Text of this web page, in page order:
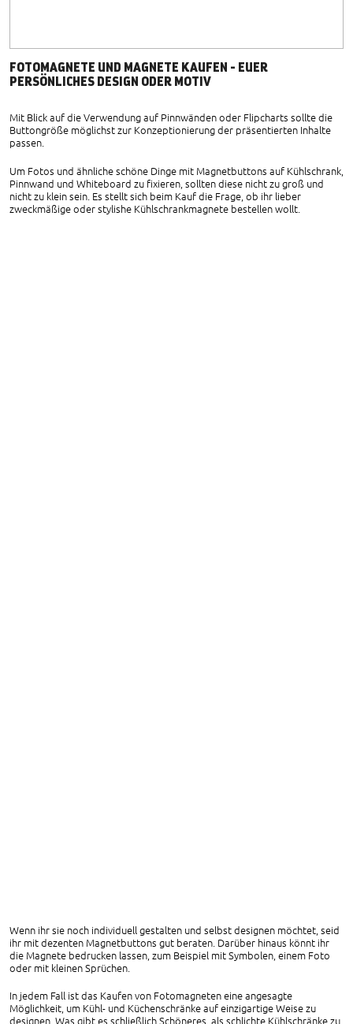
FOTOMAGNETE UND MAGNETE KAUFEN - EUER
PERSÖNLICHES DESIGN ODER MOTIV
Mit Blick auf die Verwendung auf Pinnwänden oder Flipcharts sollte die
Buttongröße möglichst zur Konzeptionierung der präsentierten Inhalte
passen.
Um Fotos und ähnliche schöne Dinge mit Magnetbuttons auf Kühlschrank,
Pinnwand und Whiteboard zu fixieren, sollten diese nicht zu groß und
nicht zu klein sein. Es stellt sich beim Kauf die Frage, ob ihr lieber
zweckmäßige oder stylishe Kühlschrankmagnete bestellen wollt.
Wenn ihr sie noch individuell gestalten und selbst designen möchtet, seid
ihr mit dezenten Magnetbuttons gut beraten. Darüber hinaus könnt ihr
die Magnete bedrucken lassen, zum Beispiel mit Symbolen, einem Foto
oder mit kleinen Sprüchen.
In jedem Fall ist das Kaufen von Fotomagneten eine angesagte
Möglichkeit, um Kühl- und Küchenschränke auf einzigartige Weise zu
designen. Was gibt es schließlich Schöneres, als schlichte Kühlschränke zu